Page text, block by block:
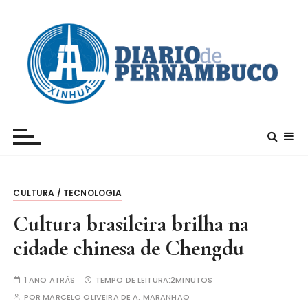
CULTURA / TECNOLOGIA
Cultura brasileira brilha na
cidade chinesa de Chengdu
1 ANO ATRÁS TEMPO DE LEITURA:2MINUTOS
PORMARCELO OLIVEIRA DE A. MARANHAO